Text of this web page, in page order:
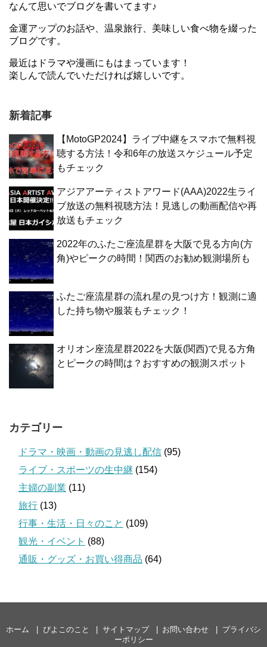
なんて思いでブログを書いてます♪
金運アップのお話や、温泉旅行、美味しい食べ物を綴った
ブログです。
最近はドラマや漫画にもはまっています！
楽しんで読んでいただければ嬉しいです。
新着記事
【MotoGP2024】ライブ中継をスマホで無料視
聴する方法！令和6年の放送スケジュール予定
もチェック
アジアアーティストアワード(AAA)2022生ライ
ブ放送の無料視聴方法！見逃しの動画配信や再
放送もチェック
2022年のふたご座流星群を大阪で見る方向(方
角)やピークの時間！関西のお勧め観測場所も
ふたご座流星群の流れ星の見つけ方！観測に適
した持ち物や服装もチェック！
オリオン座流星群2022を大阪(関西)で見る方角
とピークの時間は？おすすめの観測スポット
カテゴリー
ドラマ・映画・動画の見逃し配信 (95)
ライブ・スポーツの生中継 (154)
主婦の副業 (11)
旅行 (13)
行事・生活・日々のこと (109)
観光・イベント (88)
通販・グッズ・お買い得商品 (64)
ホーム ぴよこのこと サイトマップ お問い合わせ
プライバシ
ーポリシー